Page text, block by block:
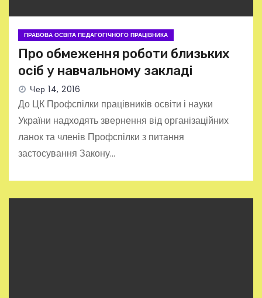
ПРАВОВА ОСВІТА ПЕДАГОГІЧНОГО ПРАЦІВНИКА
Про обмеження роботи близьких
осіб у навчальному закладі
Чер 14, 2016
До ЦК Профспілки працівників освіти і науки
України надходять звернення від організаційних
ланок та членів Профспілки з питання
застосування Закону…